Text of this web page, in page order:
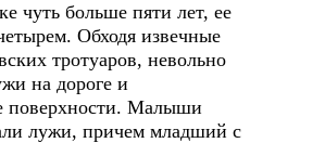
чуть больше пяти лет, ее
Обходя извечные
тротуаров, невольно
на дороге и
поверхности. Малыши
лужи, причем младший с